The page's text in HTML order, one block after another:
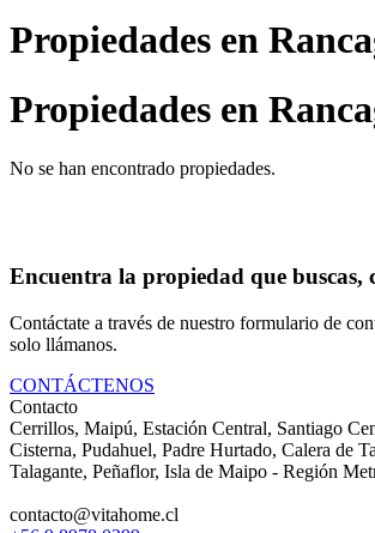
Propiedades en
Propiedades en
No se han encontrado propiedades.
Encuentra la propiedad que buscas,
Contáctate a través de nuestro formulario de
solo llámanos.
CONTÁCTENOS
Contacto
Cerrillos, Maipú, Estación Central, Santiago
Cisterna, Pudahuel, Padre Hurtado, Calera de
Talagante, Peñaflor, Isla de Maipo - Región